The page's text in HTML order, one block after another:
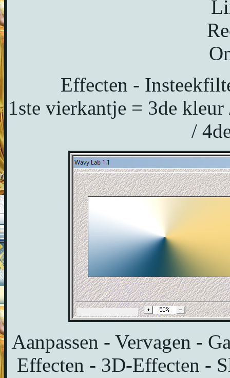
Effecten -
1ste vierkantje = 3de
/
Aanpassen - Vervagen -
Effecten - 3D-Effecten -